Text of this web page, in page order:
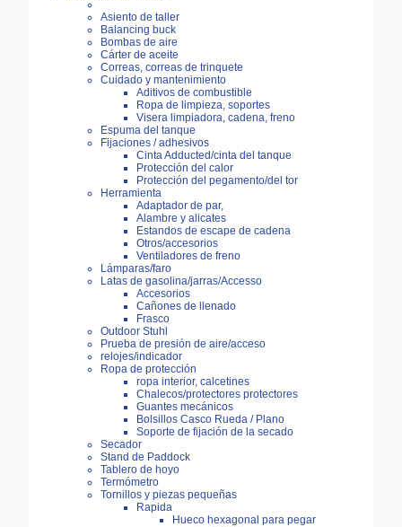
Asiento de taller
Balancing buck
Bombas de aire
Cárter de aceite
Correas, correas de trinquete
Cuidado y mantenimiento
Aditivos de combustible
Ropa de limpieza, soportes
Visera limpiadora, cadena, freno
Espuma del tanque
Fijaciones / adhesivos
Cinta Adducted/cinta del tanque
Protección del calor
Protección del pegamento/del tor
Herramienta
Adaptador de par,
Alambre y alicates
Estandos de escape de cadena
Otros/accesorios
Ventiladores de freno
Lámparas/faro
Latas de gasolina/jarras/Accesso
Accesorios
Cañones de llenado
Frasco
Outdoor Stuhl
Prueba de presión de aire/acceso
relojes/indicador
Ropa de protección
ropa interior, calcetines
Chalecos/protectores protectores
Guantes mecánicos
Bolsillos Casco Rueda / Plano
Soporte de fijación de la secado
Secador
Stand de Paddock
Tablero de hoyo
Termómetro
Tornillos y piezas pequeñas
Rapida
Hueco hexagonal para pegar